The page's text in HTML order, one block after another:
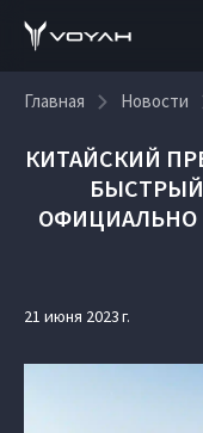
Главная Новости
КИТАЙСКИЙ
БЫСТРЫЙ
ОФИЦИАЛЬНО
21 июня 2023 г.